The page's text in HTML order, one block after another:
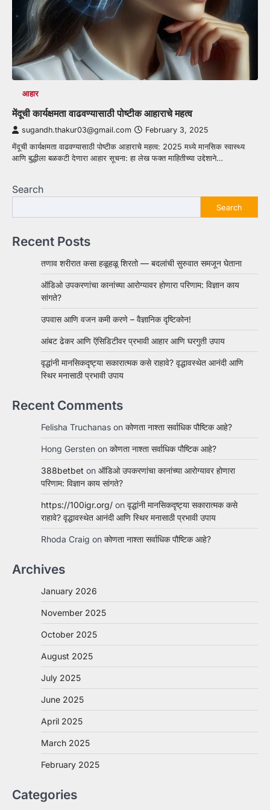
आहार
मेंदूची कार्यक्षमता वाढवण्यासाठी पोष्टीक आहाराचे महत्व
sugandh.thakur03@gmail.com February 3, 2025
मेंदूची कार्यक्षमता वाढवण्यासाठी पोष्टीक आहाराचे महत्व: 2025 मध्ये मानसिक स्वास्थ्य
आणि बुद्धीला बळकटी देणारा आहार सूचना: हा लेख फक्त माहितीच्या उद्देशाने…
Search
Search
Recent Posts
तणाव शरीरात कसा हळूहळू शिरतो — बदलांची सुरुवात समजून घेताना
ऑडिओ उपकरणांचा कानांच्या आरोग्यावर होणारा परिणाम: विज्ञान काय
सांगते?
उपवास आणि वजन कमी करणे – वैज्ञानिक दृष्टिकोन!
आंबट ढेकर आणि ऍसिडिटीवर प्रभावी आहार आणि घरगुती उपाय
वृद्धांनी मानसिकदृष्ट्या सकारात्मक कसे राहावे? वृद्धावस्थेत आनंदी आणि
स्थिर मनासाठी प्रभावी उपाय
Recent Comments
Felisha Truchanas on कोणता नाश्ता सर्वाधिक पौष्टिक आहे?
Hong Gersten on कोणता नाश्ता सर्वाधिक पौष्टिक आहे?
388betbet on ऑडिओ उपकरणांचा कानांच्या आरोग्यावर होणारा
परिणाम: विज्ञान काय सांगते?
https://100igr.org/ on वृद्धांनी मानसिकदृष्ट्या सकारात्मक कसे
राहावे? वृद्धावस्थेत आनंदी आणि स्थिर मनासाठी प्रभावी उपाय
Rhoda Craig on कोणता नाश्ता सर्वाधिक पौष्टिक आहे?
Archives
January 2026
November 2025
October 2025
August 2025
July 2025
June 2025
April 2025
March 2025
February 2025
Categories